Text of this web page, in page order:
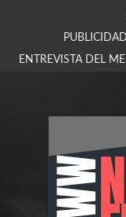
PUBLICIDAD
ENTREVISTA DEL